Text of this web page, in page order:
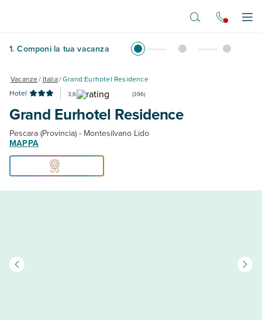
1. Componi la tua vacanza
Vacanze/ Italia/Grand Eurhotel Residence
Hotel
3,6 (396)
Grand Eurhotel Residence
Pescara (Provincia) - Montesilvano Lido
MAPPA